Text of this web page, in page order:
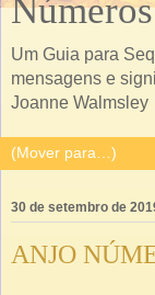
Um Guia para
mensagens e
Joanne Walmsley
30 de setembro de
ANJO